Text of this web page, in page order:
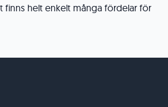
finns helt enkelt många fördelar för